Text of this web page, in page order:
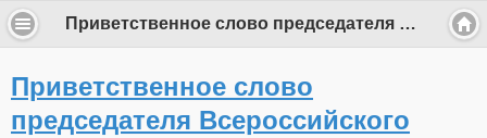
Приветственное слово председателя Всероссийского общества инвалидов Михаила Борисовича Терентьева участникам Всероссийского турнира ВОИ по баскетболу на колясках в Тюмени
Приветственное слово
председателя Всероссийского